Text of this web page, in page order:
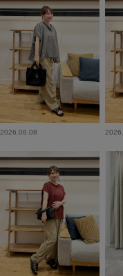
2026.08.08